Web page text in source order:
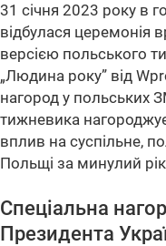
31 січня 2023 року в
відбулася церемонія
версією польського
„Людина року” від
нагород у польських
тижневика
вплив на суспільне,
Польщі за минулий
Спеціальна
Президента